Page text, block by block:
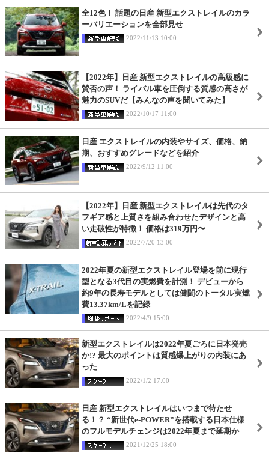
全12色！ 話題の日産 新型エクストレイルのカラ
ーバリエーションを全部見せ
2022/11/13 10:00
【2022年】日産 新型エクストレイルの高級感に
賛否の声！ ライバル車を圧倒する質感の高さが
魅力のSUVだ【みんなの声を聞いてみた】
2022/10/17 11:00
日産 エクストレイルの内装やサイズ、価格、納
期、おすすめグレードなどを紹介
2022/9/12 11:00
【2022年】日産 新型エクストレイルは先代のタ
フギア感と上質さを組み合わせたデザインと高
い走破性が特徴！ 価格は319万円〜
2022/7/20 13:00
2022年夏の新型エクストレイル登場を前に現行
型となる3代目の実燃費を計測！ デビューから
約9年の長寿モデルとしては健闘のトータル実燃
費13.37km/Lを記録
2022/4/9 15:00
新型エクストレイルは2022年夏ごろに日本発売
か!? 最大のポイントは質感爆上がりの内装にあ
った
2022/1/2 17:00
日産 新型エクストレイルはいつまで待たせ
る！？ “新世代e-POWER”を搭載する日本仕様
のフルモデルチェンジは2022年夏まで延期か
2021/12/25 18:00